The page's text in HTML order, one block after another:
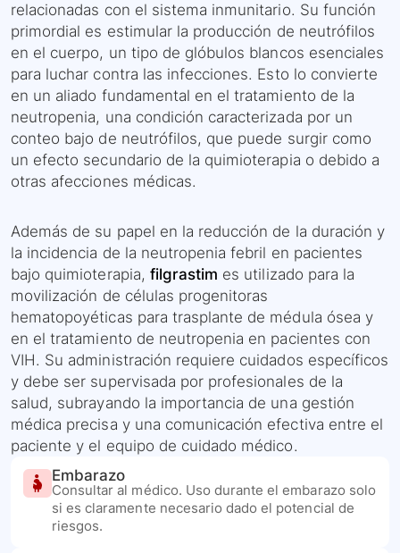
relacionadas con el sistema inmunitario. Su función
primordial es estimular la producción de neutrófilos
en el cuerpo, un tipo de glóbulos blancos esenciales
para luchar contra las infecciones. Esto lo convierte
en un aliado fundamental en el tratamiento de la
neutropenia, una condición caracterizada por un
conteo bajo de neutrófilos, que puede surgir como
un efecto secundario de la quimioterapia o debido a
otras afecciones médicas.
Además de su papel en la reducción de la duración y
la incidencia de la neutropenia febril en pacientes
bajo quimioterapia, filgrastim es utilizado para la
movilización de células progenitoras
hematopoyéticas para trasplante de médula ósea y
en el tratamiento de neutropenia en pacientes con
VIH. Su administración requiere cuidados específicos
y debe ser supervisada por profesionales de la
salud, subrayando la importancia de una gestión
médica precisa y una comunicación efectiva entre el
paciente y el equipo de cuidado médico.
Embarazo
Consultar al médico. Uso durante el embarazo solo
si es claramente necesario dado el potencial de
riesgos.